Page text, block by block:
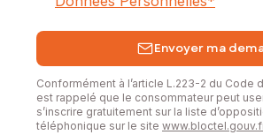
Envoyer ma
Conformément à l’article L.223-2 du Code
est rappelé que le consommateur peut
s’inscrire gratuitement sur la liste
téléphonique sur le site